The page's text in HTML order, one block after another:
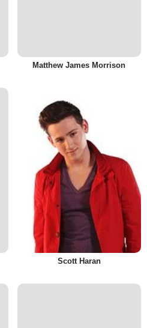
Matthew James Morrison
Scott Haran